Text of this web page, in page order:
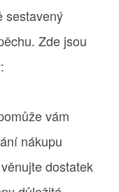
sestavený
Zde jsou
vám
nákupu
dostatek